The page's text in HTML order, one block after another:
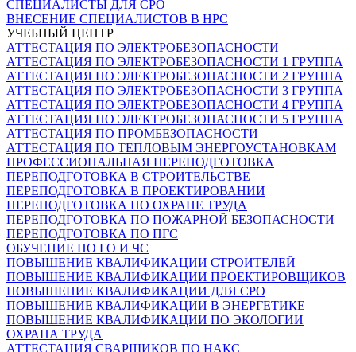
СПЕЦИАЛИСТЫ ДЛЯ СРО
ВНЕСЕНИЕ СПЕЦИАЛИСТОВ В НРС
УЧЕБНЫЙ ЦЕНТР
АТТЕСТАЦИЯ ПО ЭЛЕКТРОБЕЗОПАСНОСТИ
АТТЕСТАЦИЯ ПО ЭЛЕКТРОБЕЗОПАСНОСТИ 1 ГРУППА
АТТЕСТАЦИЯ ПО ЭЛЕКТРОБЕЗОПАСНОСТИ 2 ГРУППА
АТТЕСТАЦИЯ ПО ЭЛЕКТРОБЕЗОПАСНОСТИ 3 ГРУППА
АТТЕСТАЦИЯ ПО ЭЛЕКТРОБЕЗОПАСНОСТИ 4 ГРУППА
АТТЕСТАЦИЯ ПО ЭЛЕКТРОБЕЗОПАСНОСТИ 5 ГРУППА
АТТЕСТАЦИЯ ПО ПРОМБЕЗОПАСНОСТИ
АТТЕСТАЦИЯ ПО ТЕПЛОВЫМ ЭНЕРГОУСТАНОВКАМ
ПРОФЕССИОНАЛЬНАЯ ПЕРЕПОДГОТОВКА
ПЕРЕПОДГОТОВКА В СТРОИТЕЛЬСТВЕ
ПЕРЕПОДГОТОВКА В ПРОЕКТИРОВАНИИ
ПЕРЕПОДГОТОВКА ПО ОХРАНЕ ТРУДА
ПЕРЕПОДГОТОВКА ПО ПОЖАРНОЙ БЕЗОПАСНОСТИ
ПЕРЕПОДГОТОВКА ПО ПГС
ОБУЧЕНИЕ ПО ГО И ЧС
ПОВЫШЕНИЕ КВАЛИФИКАЦИИ СТРОИТЕЛЕЙ
ПОВЫШЕНИЕ КВАЛИФИКАЦИИ ПРОЕКТИРОВЩИКОВ
ПОВЫШЕНИЕ КВАЛИФИКАЦИИ ДЛЯ СРО
ПОВЫШЕНИЕ КВАЛИФИКАЦИИ В ЭНЕРГЕТИКЕ
ПОВЫШЕНИЕ КВАЛИФИКАЦИИ ПО ЭКОЛОГИИ
ОХРАНА ТРУДА
АТТЕСТАЦИЯ СВАРЩИКОВ ПО НАКС